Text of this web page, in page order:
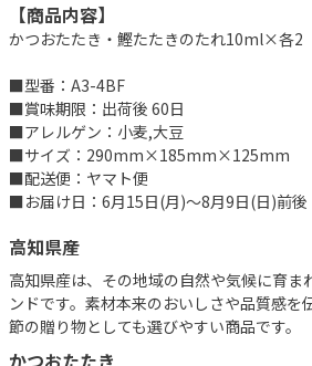
【商品内容】
かつおたたき・鰹たたきのたれ10ml×各2
■型番：A3-4BF
■賞味期限：出荷後 60日
■アレルゲン：小麦,大豆
■サイズ：290mm×185mm×125mm
■配送便：ヤマト便
■お届け日：6月15日(月)～8月9日(日)前後
高知県産
高知県産は、その地域の自然や気候に育ま
ンドです。素材本来のおいしさや品質感を
節の贈り物としても選びやすい商品です。